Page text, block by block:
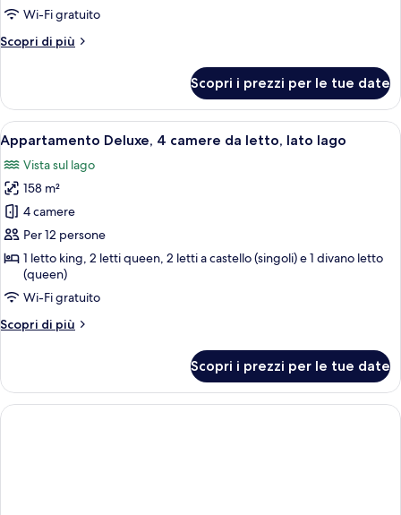
Cabin
w/
Wi-Fi gratuito
Scopri di più
Altri
BD
Cabin
w/
Loft
#25
Scopri i prezzi per le tue date
Apri
tutte
le
foto
per
Appartamento
Deluxe,
camere
da
letto,
lago
Un soggiorno con camino, divano in
27
Appartamento Deluxe, 4 camere da letto, lato lago
Vista sul lago
158 m²
4 camere
Per 12 persone
1 letto king, 2 letti queen, 2 letti a castello (singoli) e 1 divano letto
(queen)
Wi-Fi gratuito
Scopri di più
Altri
Deluxe,
4
camere
Scopri i prezzi per le tue date